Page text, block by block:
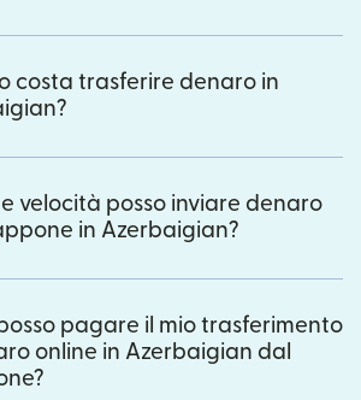
costa trasferire denaro in
velocità posso inviare denaro
in Azerbaigian?
pagare il mio trasferimento
online in Azerbaigian dal